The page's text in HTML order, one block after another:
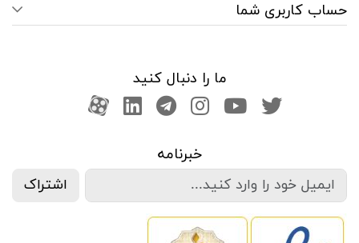
حساب کاربری شما
ما را دنبال کنید
صفحه تویتر
کانال یوتوب
اینستاگرام
کانال تلگرام
کانال لینکدین
آپارات
خبرنامه
اشتراک